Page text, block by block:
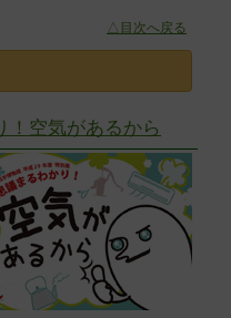
△目次へ戻る
！空気があるから